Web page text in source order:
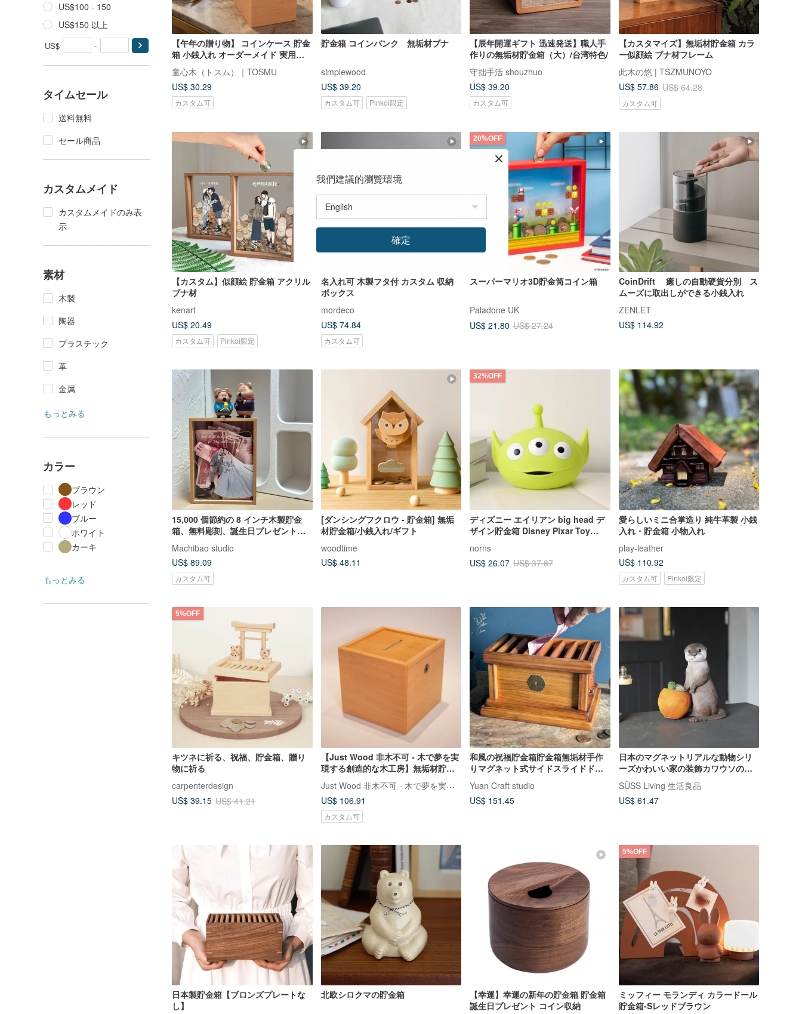
US$100 - 150
US$150 以上
US$ -
タイムセール
送料無料
セール商品
カスタムメイド
カスタムメイドのみ表
示
素材
木製
陶器
プラスチック
革
金属
もっとみる
カラー
ブラウン
レッド
ブルー
ホワイト
カーキ
もっとみる
【午年の贈り物】 コインケース 貯金
箱 小銭入れ オーダーメイド 実用的
なギフト
童心木（トスム）｜TOSMU
US$ 30.29
カスタム可
貯金箱 コインバンク 無垢材ブナ
simplewood
US$ 39.20
カスタム可 Pinkoi限定
【辰年開運ギフト 迅速発送】職人手
作りの無垢材貯金箱（大）/台湾特色/
守拙手活 shouzhuo
US$ 39.20
カスタム可
【カスタマイズ】無垢材貯金箱 カラ
ー似顔絵 ブナ材フレーム
此木の悠 | TSZMUNOYO
US$ 57.86 US$ 64.28
カスタム可
【カスタム】似顔絵 貯金箱 アクリル
ブナ材
kenart
US$ 20.49
カスタム可 Pinkoi限定
名入れ可 木製フタ付 カスタム 収納
ボックス
mordeco
US$ 74.84
カスタム可
20%OFF
スーパーマリオ3D貯金筒コイン箱
Paladone UK
US$ 21.80 US$ 27.24
CoinDrift 癒しの自動硬貨分別 ス
ムーズに取出しができる小銭入れ
ZENLET
US$ 114.92
15,000 個節約の 8 インチ木製貯金
箱、無料彫刻、誕生日プレゼント、
ズ付き
Machibao studio
US$ 89.09
カスタム可
[ダンシングフクロウ - 貯金箱] 無垢
材貯金箱/小銭入れ/ギフト
woodtime
US$ 48.11
32%OFF
ディズニー エイリアン big head デ
ザイン貯金箱 Disney Pixar Toy
norns
US$ 26.07 US$ 37.87
愛らしいミニ合掌造り 純牛革製 小銭
入れ・貯金箱 小物入れ
play-leather
US$ 110.92
カスタム可 Pinkoi限定
5%OFF
キツネに祈る、祝福、貯金箱、贈り
物に祈る
carpenterdesign
US$ 39.15 US$ 41.21
【Just Wood 非木不可 - 木で夢を実
現する創造的な木工房】無垢材貯金
Just Wood 非木不可 - 木で夢を実現する創造的な木工房
US$ 106.91
カスタム可
和風の祝福貯金箱貯金箱無垢材手作
りマグネット式サイドスライドドア
Yuan Craft studio
US$ 151.45
日本のマグネットリアルな動物シリ
ーズかわいい家の装飾カワウソの形
の貯金箱
SÜSS Living 生活良品
US$ 61.47
日本製貯金箱【ブロンズプレートな
し】
北欧シロクマの貯金箱
【幸運】幸運の新年の貯金箱 貯金箱
誕生日プレゼント コイン収納
5%OFF
ミッフィー モランディ カラードール
貯金箱-Sレッドブラウン
我們建議的瀏覽環境
確定